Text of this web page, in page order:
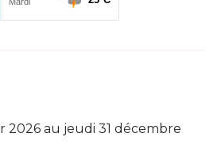
2026 au jeudi 31 décembre